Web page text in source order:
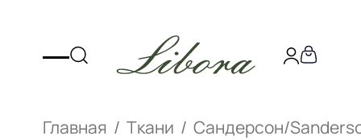
Главная Ткани Сандерсон/